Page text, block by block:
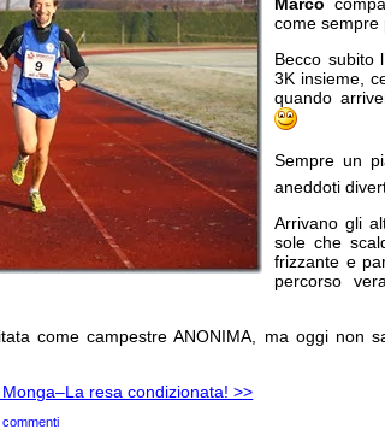
come sempre
Becco subito
3K insieme,
quando
Sempre un
aneddoti
Arrivano gli
sole che
frizzante e
percorso
come campestre ANONIMA, ma oggi non
resa condizionata! >>
commenti